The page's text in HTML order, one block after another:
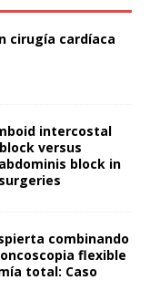
cirugía cardíaca
intercostal
versus
block in
combinando
flexible
total: Caso